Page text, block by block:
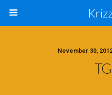
November 30,